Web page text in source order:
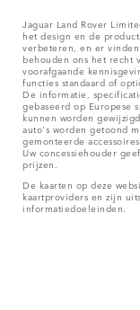
Jaguar Land Rover
het design en de
verbeteren, en er
behouden ons het recht
voorafgaande
functies standaard of
De informatie,
gebaseerd op Europese
kunnen worden
auto's worden getoond
gemonteerde
Uw concessiehouder
prijzen.
De kaarten op deze
kaartproviders en zijn
informatiedoeleinden.